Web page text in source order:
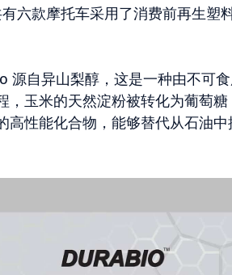
六款摩托车采用了消费前再生塑
源自异山梨醇，这是一种由不可食
，玉米的天然淀粉被转化为葡萄糖
高性能化合物，能够替代从石油中